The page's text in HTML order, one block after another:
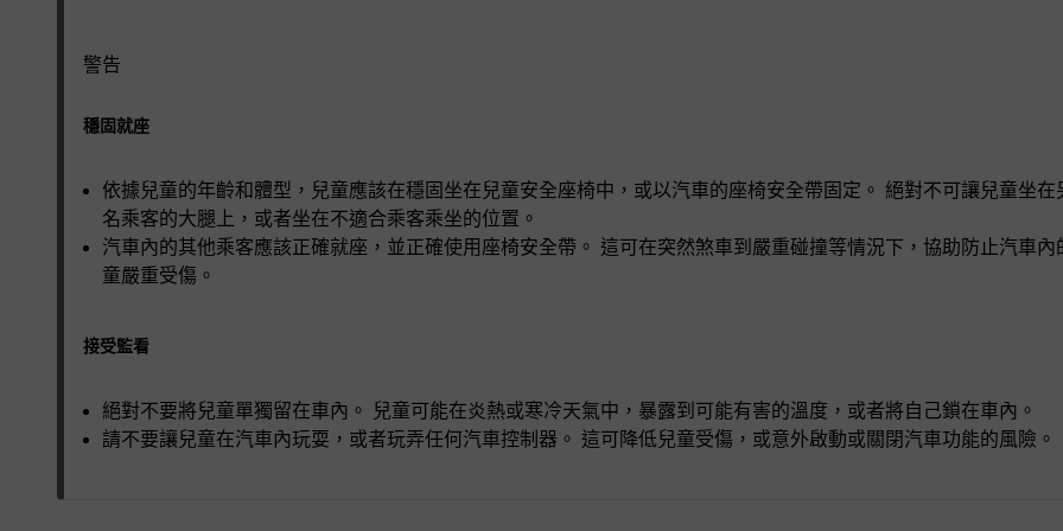
警告
穩固就座
依據兒童的年齡和體型，兒童應該在穩固坐在兒童安全座椅中，或以汽車的座椅安全帶固定。 絕對不可讓兒童坐在
名乘客的大腿上，或者坐在不適合乘客乘坐的位置。
汽車內的其他乘客應該正確就座，並正確使用座椅安全帶。 這可在突然煞車到嚴重碰撞等情況下，協助防止汽車內
童嚴重受傷。
接受監看
絕對不要將兒童單獨留在車內。 兒童可能在炎熱或寒冷天氣中，暴露到可能有害的溫度，或者將自己鎖在車內。
請不要讓兒童在汽車內玩耍，或者玩弄任何汽車控制器。 這可降低兒童受傷，或意外啟動或關閉汽車功能的風險。